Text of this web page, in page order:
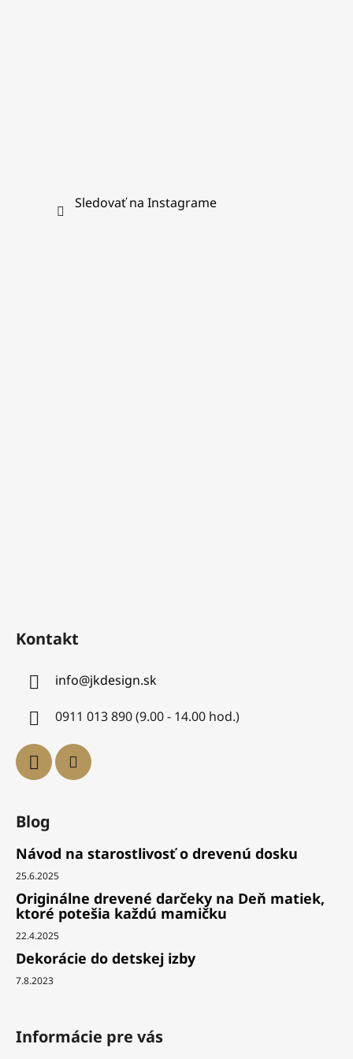
Sledovať na Instagrame
Kontakt
info@jkdesign.sk
0911 013 890 (9.00 - 14.00 hod.)
Blog
Návod na starostlivosť o drevenú dosku
25.6.2025
Originálne drevené darčeky na Deň matiek,
ktoré potešia každú mamičku
22.4.2025
Dekorácie do detskej izby
7.8.2023
Informácie pre vás